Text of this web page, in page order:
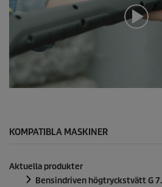
u
e
r
KOMPATIBLA MASKINER
Aktuella produkter
Bensindriven högtryckstvätt G